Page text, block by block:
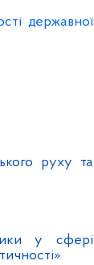
державної
руху та
у сфері